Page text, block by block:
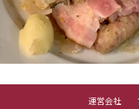
運営会社